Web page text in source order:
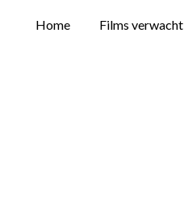
Home Films verwacht